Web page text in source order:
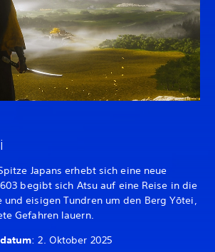
Japans erhebt sich eine neue
begibt sich Atsu auf eine Reise in die
und eisigen Tundren um den Berg Yōtei,
Gefahren lauern.
: 2. Oktober 2025